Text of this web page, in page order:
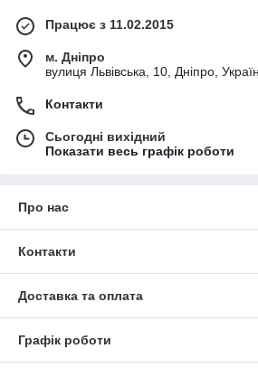
Працює з 11.02.2015
м. Дніпро
вулиця Львівська, 10, Дніпро,
Контакти
Сьогодні вихідний
Показати весь графік роботи
Про нас
Контакти
Доставка та оплата
Графік роботи